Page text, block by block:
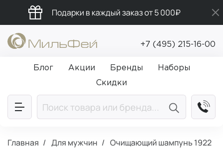
Подарки в каждый заказ от 5 000₽
Промокод ПРИВЕТ
Бесплатная доставка от 5 000₽
+7 (495) 215-16-00
Блог Акции Бренды
Наборы
Скидки
Главная Для мужчин Очищающий шампунь 1922